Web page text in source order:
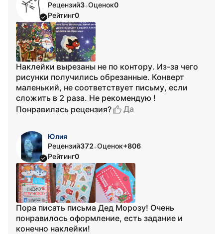
Рецензий3•Оценок0
Рейтинг0
Наклейки вырезаны не по контору. Из-за чего
рисунки получились обрезанные. Конверт
маленький, не соответствует письму, если
сложить в 2 раза. Не рекомендую !
Понравилась рецензия?
Да
Юлия
Рецензий372•Оценок+806
Рейтинг0
Пора писать письма Дед Морозу! Очень
понравилось оформление, есть задание и
конечно наклейки!